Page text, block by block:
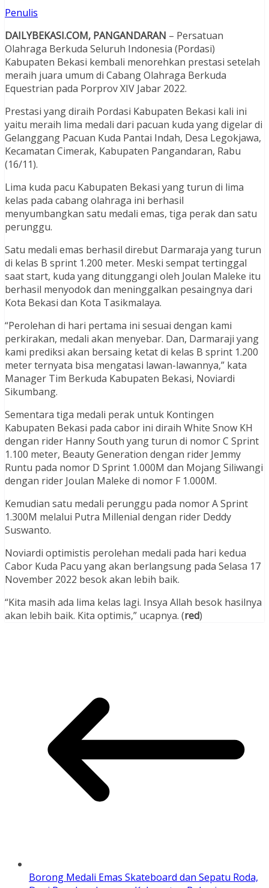
Penulis
DAILYBEKASI.COM, PANGANDARAN – Persatuan
Olahraga Berkuda Seluruh Indonesia (Pordasi)
Kabupaten Bekasi kembali menorehkan prestasi setelah
meraih juara umum di Cabang Olahraga Berkuda
Equestrian pada Porprov XIV Jabar 2022.
Prestasi yang diraih Pordasi Kabupaten Bekasi kali ini
yaitu meraih lima medali dari pacuan kuda yang digelar di
Gelanggang Pacuan Kuda Pantai Indah, Desa Legokjawa,
Kecamatan Cimerak, Kabupaten Pangandaran, Rabu
(16/11).
Lima kuda pacu Kabupaten Bekasi yang turun di lima
kelas pada cabang olahraga ini berhasil
menyumbangkan satu medali emas, tiga perak dan satu
perunggu.
Satu medali emas berhasil direbut Darmaraja yang turun
di kelas B sprint 1.200 meter. Meski sempat tertinggal
saat start, kuda yang ditunggangi oleh Joulan Maleke itu
berhasil menyodok dan meninggalkan pesaingnya dari
Kota Bekasi dan Kota Tasikmalaya.
“Perolehan di hari pertama ini sesuai dengan kami
perkirakan, medali akan menyebar. Dan, Darmaraji yang
kami prediksi akan bersaing ketat di kelas B sprint 1.200
meter ternyata bisa mengatasi lawan-lawannya,” kata
Manager Tim Berkuda Kabupaten Bekasi, Noviardi
Sikumbang.
Sementara tiga medali perak untuk Kontingen
Kabupaten Bekasi pada cabor ini diraih White Snow KH
dengan rider Hanny South yang turun di nomor C Sprint
1.100 meter, Beauty Generation dengan rider Jemmy
Runtu pada nomor D Sprint 1.000M dan Mojang Siliwangi
dengan rider Joulan Maleke di nomor F 1.000M.
Kemudian satu medali perunggu pada nomor A Sprint
1.300M melalui Putra Millenial dengan rider Deddy
Suswanto.
Noviardi optimistis perolehan medali pada hari kedua
Cabor Kuda Pacu yang akan berlangsung pada Selasa 17
November 2022 besok akan lebih baik.
“Kita masih ada lima kelas lagi. Insya Allah besok hasilnya
akan lebih baik. Kita optimis,” ucapnya. (red)
Borong Medali Emas Skateboard dan Sepatu Roda,